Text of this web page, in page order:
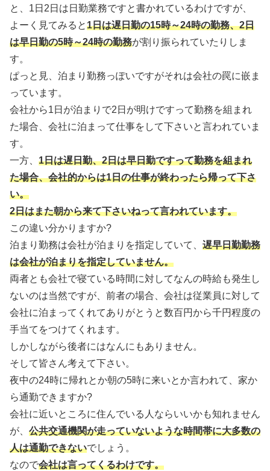
と、1日2日は日勤業務ですと書かれているわけですが、
よーく見てみると1日は遅日勤の15時～24時の勤務、2日
は早日勤の5時～24時の勤務が割り振られていたりしま
す。
ぱっと見、泊まり勤務っぽいですがそれは会社の罠に嵌ま
っています。
会社から1日が泊まりで2日が明けですって勤務を組まれ
た場合、会社に泊まって仕事をして下さいと言われていま
す。
一方、 1日は遅日勤、2日は早日勤ですって勤務を組まれ
た場合、会社的からは1日の仕事が終わったら帰って下さ
い。
2日はまた朝から来て下さいねって言われています。
この違い分かりますか?
泊まり勤務は会社が泊まりを指定していて、 遅早日勤勤務
は会社が泊まりを指定していません。
両者とも会社で寝ている時間に対してなんの時給も発生し
ないのは当然ですが、前者の場合、会社は従業員に対して
会社に泊まってくれてありがとうと数百円から千円程度の
手当てをつけてくれます。
しかしながら後者にはなんにもありません。
そして皆さん考えて下さい。
夜中の24時に帰れとか朝の5時に来いとか言われて、家か
ら通勤できますか?
会社に近いところに住んでいる人ならいいかも知れません
が、 公共交通機関が走っていないような時間帯に大多数の
人は通勤できないでしょう。
なので会社は言ってくるわけです。